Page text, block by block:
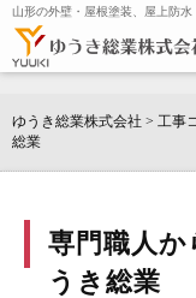
山形の外壁・屋根塗装、屋上防
ゆうき総業株式会社 > 工事
総業
専門職人か
うき総業